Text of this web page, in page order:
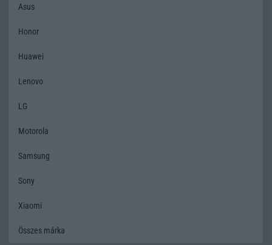
Asus
Honor
Huawei
Lenovo
LG
Motorola
Samsung
Sony
Xiaomi
Összes márka